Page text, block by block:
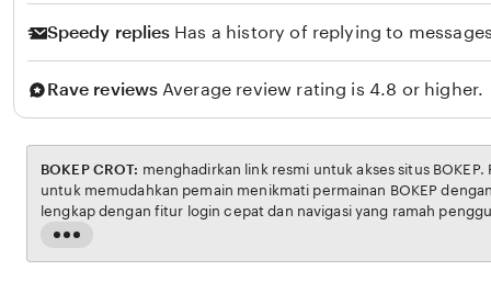
Speedy replies Has a history of replying to
Rave reviews Average review rating is 4.8 or higher.
Read
the
BOKEP CROT:
untuk memudahkan pemain menikmati permainan BOKEP dengan aman dan transparan,
lengkap dengan fitur login cepat dan navigasi yang ramah pengguna. Setiap transaksi
dijamin aman, sementara update hasil dan informasi permainan selalu tersedia secara real-